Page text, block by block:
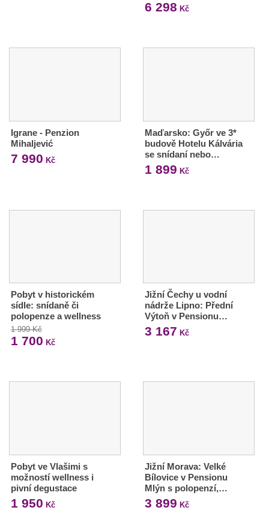
6 298 Kč
Igrane - Penzion
Mihaljević
7 990 Kč
Maďarsko: Győr ve 3*
budově Hotelu Kálvária
se snídaní nebo…
1 899 Kč
Pobyt v historickém
sídle: snídaně či
polopenze a wellness
1 999 Kč
1 700 Kč
Jižní Čechy u vodní
nádrže Lipno: Přední
Výtoň v Pensionu…
3 167 Kč
Pobyt ve Vlašimi s
možností wellness i
pivní degustace
1 950 Kč
Jižní Morava: Velké
Bílovice v Pensionu
Mlýn s polopenzí,…
3 899 Kč